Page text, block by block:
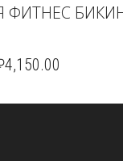
4,150.00